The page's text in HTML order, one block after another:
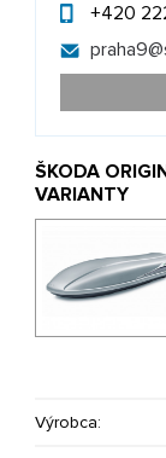
+420
praha9@
ŠKODA
VARIANTY
Výrobca: